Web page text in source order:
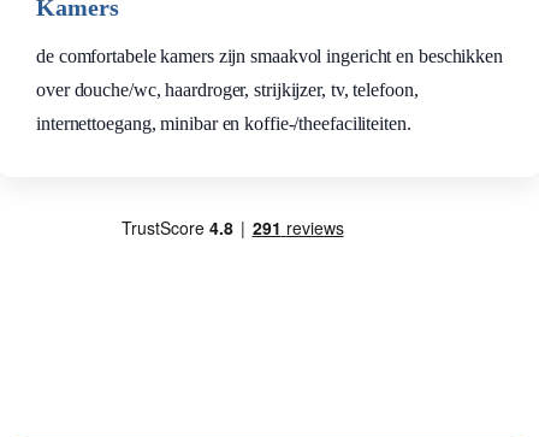
Kamers
de comfortabele kamers zijn smaakvol ingericht en beschikken
over douche/wc, haardroger, strijkijzer, tv, telefoon,
internettoegang, minibar en koffie-/theefaciliteiten.